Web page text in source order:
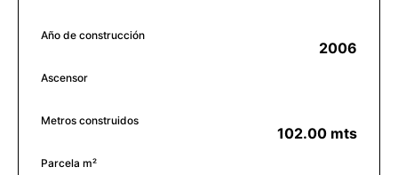
Año de construcción
2006
Ascensor
Metros construidos
102.00 mts
Parcela m²